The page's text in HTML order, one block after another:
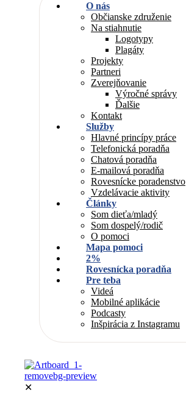
O nás
Občianske združenie
Na stiahnutie
Logotypy
Plagáty
Projekty
Partneri
Zverejňovanie
Výročné správy
Ďalšie
Kontakt
Služby
Hlavné princípy práce
Telefonická poradňa
Chatová poradňa
E-mailová poradňa
Rovesnícke poradenstvo
Vzdelávacie aktivity
Články
Som dieťa/mladý
Som dospelý/rodič
O pomoci
Mapa pomoci
2%
Rovesnícka poradňa
Pre teba
Videá
Mobilné aplikácie
Podcasty
Inšpirácia z Instagramu
✕